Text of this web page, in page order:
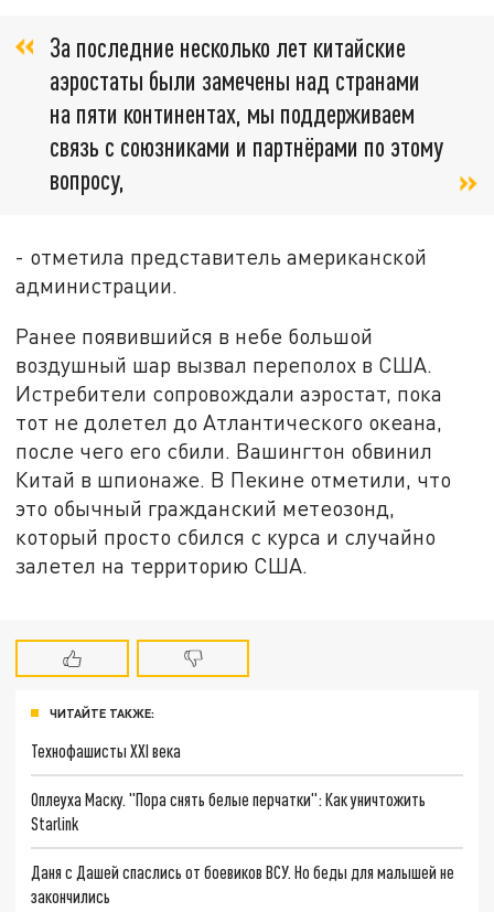
За последние несколько лет китайские
аэростаты были замечены над странами
на пяти континентах, мы поддерживаем
связь с союзниками и партнёрами по этому
вопросу,
- отметила представитель американской
администрации.
Ранее появившийся в небе большой
воздушный шар вызвал переполох в США.
Истребители сопровождали аэростат, пока
тот не долетел до Атлантического океана,
после чего его сбили. Вашингтон обвинил
Китай в шпионаже. В Пекине отметили, что
это обычный гражданский метеозонд,
который просто сбился с курса и случайно
залетел на территорию США.
ЧИТАЙТЕ ТАКЖЕ:
Технофашисты XXI века
Оплеуха Маску. "Пора снять белые перчатки": Как уничтожить
Starlink
Даня с Дашей спаслись от боевиков ВСУ. Но беды для малышей не
закончились